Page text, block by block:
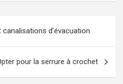
d’évacuation
pour la serrure à crochet